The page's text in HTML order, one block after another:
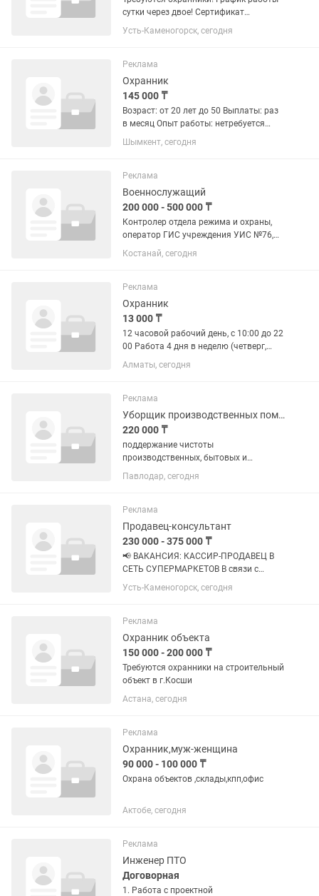
сутки через двое! Сертификат
охранника обязателен! При его
отсутствии помощь в получении!
Спорта.Смена 12000. При успешном...
Усть-Каменогорск, сегодня
Реклама
Охранник
145 000 ₸
Возраст: от 20 лет до 50 Выплаты: раз
в месяц Опыт работы: нетребуется
График:1/2 Рабочие часы: 24
Обязанности охранника: Охрана
доступа и предотвращение...
Шымкент, сегодня
Реклама
Военнослужащий
200 000 - 500 000 ₸
Контролер отдела режима и охраны,
оператор ГИС учреждения УИС №76,
№38, №40. Возраст До 35 лет,
отсутствие судимости, отсутствие тату,
свидетельство с отметкой о...
Костанай, сегодня
Реклама
Охранник
13 000 ₸
12 часовой рабочий день, с 10:00 до 22
00 Работа 4 дня в неделю (четверг,
пятница, суббота и воскресенье)
Охрана бутиков Форма одежды -
13 000 за смену Набор с 20...
Алматы, сегодня
Реклама
Уборщик производственных помещений
220 000 ₸
поддержание чистоты
производственных, бытовых и
санитарных помещений; ежедневная
влажная уборка полов, поверхностей и
уборки); соблюдение санитарных норм
и правил...
Павлодар, сегодня
Реклама
Продавец-консультант
230 000 - 375 000 ₸
📢 ВАКАНСИЯ: КАССИР-ПРОДАВЕЦ В
СЕТЬ СУПЕРМАРКЕТОВ В связи с
расширением сети приглашаем на
работу кассиров-продавцов. 📍
Сатпаева, 55/3 • ул. Оралхан
Бокейхана,...
Усть-Каменогорск, сегодня
Реклама
Охранник объекта
150 000 - 200 000 ₸
Требуются охранники на строительный
объект в г.Косши
Астана, сегодня
Реклама
Охранник,муж-женщина
90 000 - 100 000 ₸
Охрана объектов ,склады,кпп,офис
Актобе, сегодня
Реклама
Инженер ПТО
Договорная
1. Работа с проектной